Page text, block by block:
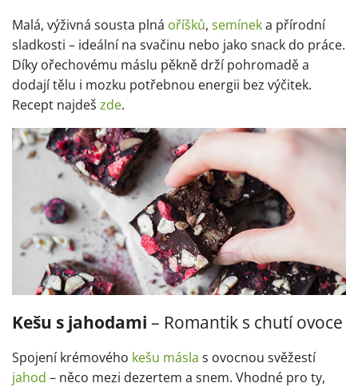
Malá, výživná sousta plná oříšků, semíneka přírodní
sladkosti – ideální na svačinu nebo jako snack do práce.
Díky ořechovému máslu pěkně drží pohromadě a
dodají tělu i mozku potřebnou energii bez výčitek.
Recept najdeš zde.
Kešu s jahodami – Romantik s chutí ovoce
Spojení krémového kešu másla s ovocnou svěžestí
jahod – něco mezi dezertem a snem. Vhodné pro ty,